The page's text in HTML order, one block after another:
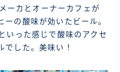
ーカとオーナーカフェが
ーの酸味が効いたビール。
いった感じで酸味のアクセ
でした。美味い！